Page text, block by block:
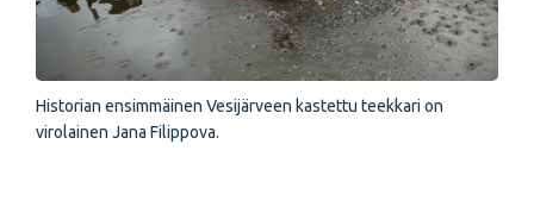
Historian ensimmäinen Vesijärveen kastettu teekkari on
virolainen Jana Filippova.